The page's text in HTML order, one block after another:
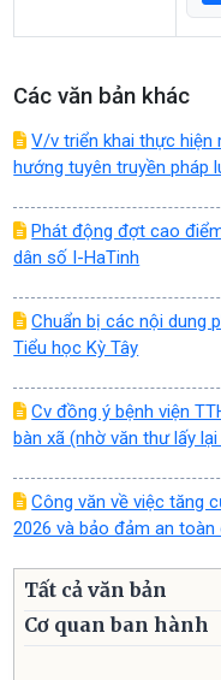
Các văn bản khác
V/v triển khai thực hiện
hướng tuyên truyền pháp
Phát động đợt cao
dân số I-HaTinh
Chuẩn bị các nội dung
Tiểu học Kỳ Tây
Cv đồng ý bệnh viện
bàn xã (nhờ văn thư lấy lại
Công văn về việc tăng
2026 và bảo đảm an
Tất cả văn bản
Cơ quan ban hành